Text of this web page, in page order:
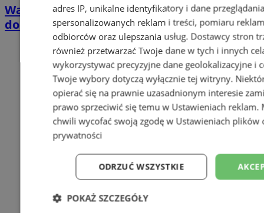
Wakacyjny wypoczynek nad Bałtykiem w
domkach Szmaragdowe Morze
adres IP, unikalne identyfikatory i dane
spersonalizowanych reklam i treści, pomiaru
odbiorców oraz ulepszania usług. Dostawcy stron
również przetwarzać Twoje dane w tych i innych
wykorzystywać precyzyjne dane geolokalizacyjne i
Twoje wybory dotyczą wyłącznie tej witryny.
opierać się na prawnie uzasadnionym interesie
prawo sprzeciwić się temu w Ustawieniach reklam.
chwili wycofać swoją zgodę w Ustawieniach plików
prywatności
ODRZUĆ WSZYSTKIE
POKAŻ SZCZEGÓŁY